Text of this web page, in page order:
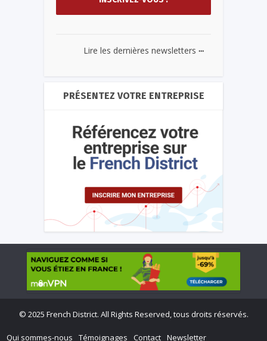
Lire les dernières newsletters ...
PRÉSENTEZ VOTRE ENTREPRISE
© 2025 French District. All Rights Reserved, tous droits réservés.
Qui sommes-nous Témoignages Contact Newsletter